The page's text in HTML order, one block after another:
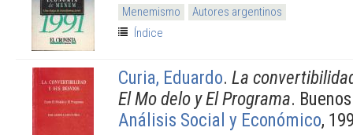
Menemismo
Autores argentinos
Índice
Curia, Eduardo. La
El Mo delo y El Programa.
Análisis Social y Económico,